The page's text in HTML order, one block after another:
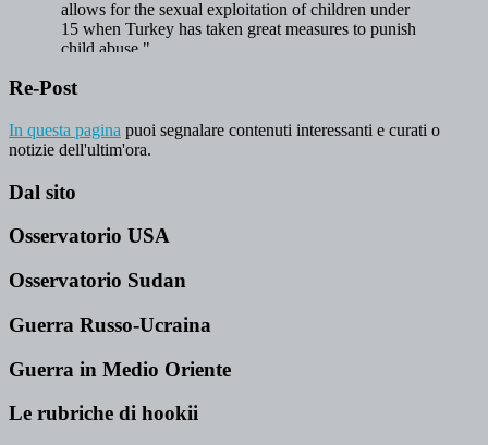
Re-Post
In questa pagina puoi segnalare contenuti interessanti e curati o
notizie dell'ultim'ora.
Dal sito
Osservatorio USA
Osservatorio Sudan
Guerra Russo-Ucraina
Guerra in Medio Oriente
Le rubriche di hookii